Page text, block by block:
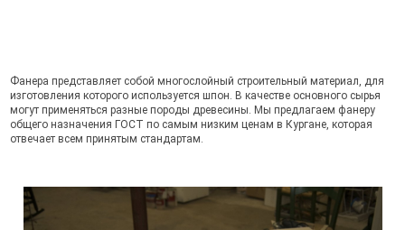
Фанера представляет собой многослойный строительный материал, для
изготовления которого используется шпон. В качестве основного сырья
могут применяться разные породы древесины. Мы предлагаем фанеру
общего назначения ГОСТ по самым низким ценам в Кургане, которая
отвечает всем принятым стандартам.